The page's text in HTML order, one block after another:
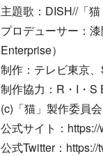
主題歌：DISH//「
プロデューサー：
Enterprise）
制作：テレビ東京
制作協力：R・I・S
(c)「猫」製作委員会
公式サイト：
公式Twitter：